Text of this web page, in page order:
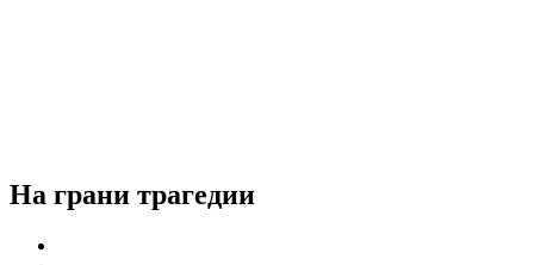
На грани трагедии